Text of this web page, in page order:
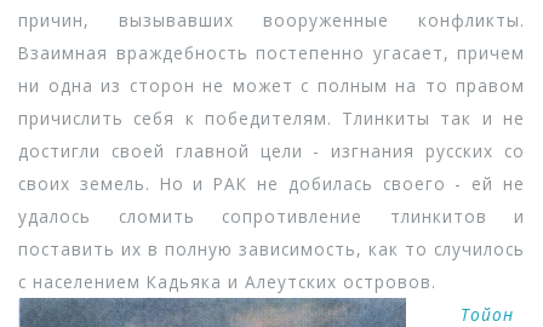
причин, вызывавших вооруженные конфликты.
Взаимная враждебность постепенно угасает, причем
ни одна из сторон не может с полным на то правом
причислить себя к победителям. Тлинкиты так и не
достигли своей главной цели - изгнания русских со
своих земель. Но и РАК не добилась своего - ей не
удалось сломить сопротивление тлинкитов и
поставить их в полную зависимость, как то случилось
с населением Кадьяка и Алеутских островов.
Тойон